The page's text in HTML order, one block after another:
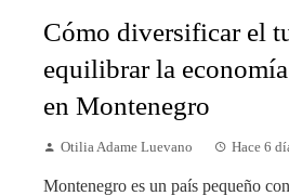
Cómo diversificar el
equilibrar la
en Montenegro
Otilia Adame Luevano Hace 6
Montenegro es un país pequeño